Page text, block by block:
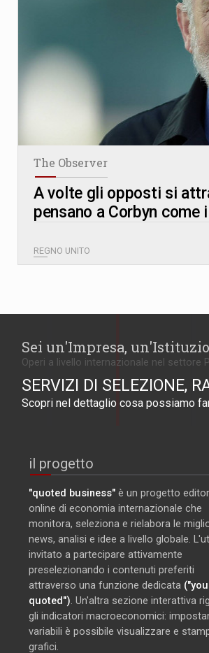
The Observer
A volte gli opposti si
pensano a Corbyn come
REGNO UNITO
Sei un'Impresa,
Operi a livello internazionale nel settore
SERVIZI DI SELEZIONE,
Scopri nel dettaglio cosa possiamo
il progetto
"quoted business" è un progetto
online di economia internazionale che
monitora, seleziona e rielabora le
news, analisi e idee a livello globale.
invitato a partecipare attivamente
preselezionando i contenuti preferiti
attraverso una funzione dedicata
quoted"). Un'altra sezione interattiva
gli indicatori macroeconomici:
variabili è possibile visualizzare e
grafici.